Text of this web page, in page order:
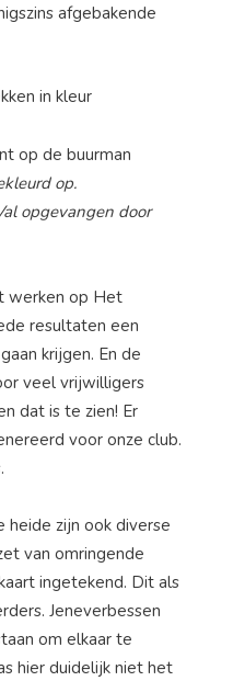
afgebakende
er gekleurd op.
door
werken op Het
resultaten een
krijgen. En de
veel vrijwilligers
dat is te zien! Er
voor onze club.
heide zijn ook diverse
van omringende
ingetekend. Dit als
Jeneverbessen
om elkaar te
hier duidelijk niet het